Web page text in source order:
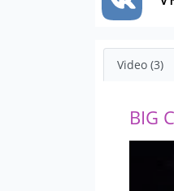
Video (3)
BIG